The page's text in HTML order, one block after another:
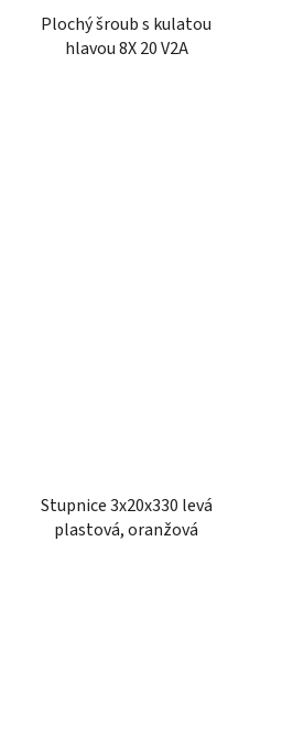
Plochý šroub s kulatou
hlavou 8X 20 V2A
Stupnice 3x20x330 levá
plastová, oranžová